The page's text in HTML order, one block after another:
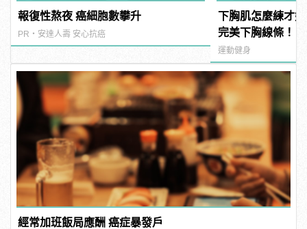
報復性熬夜 癌細胞數攀升
PR・安達人壽 安心抗癌
下胸肌怎麼練才
完美下胸線條！ |
型男
運動健身
經常加班飯局應酬 癌症暴發戶